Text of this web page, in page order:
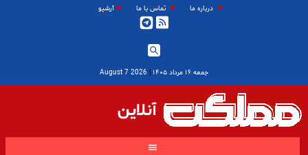
درباره ما تماس با ما آرشیو
جمعه ۱۶ مرداد ۱۴۰۵ |
2026 August 7
آنلاین